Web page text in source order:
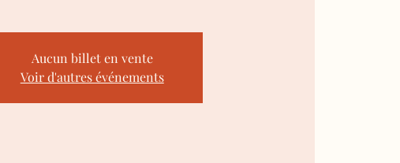
Aucun billet en vente
Voir d'autres événements